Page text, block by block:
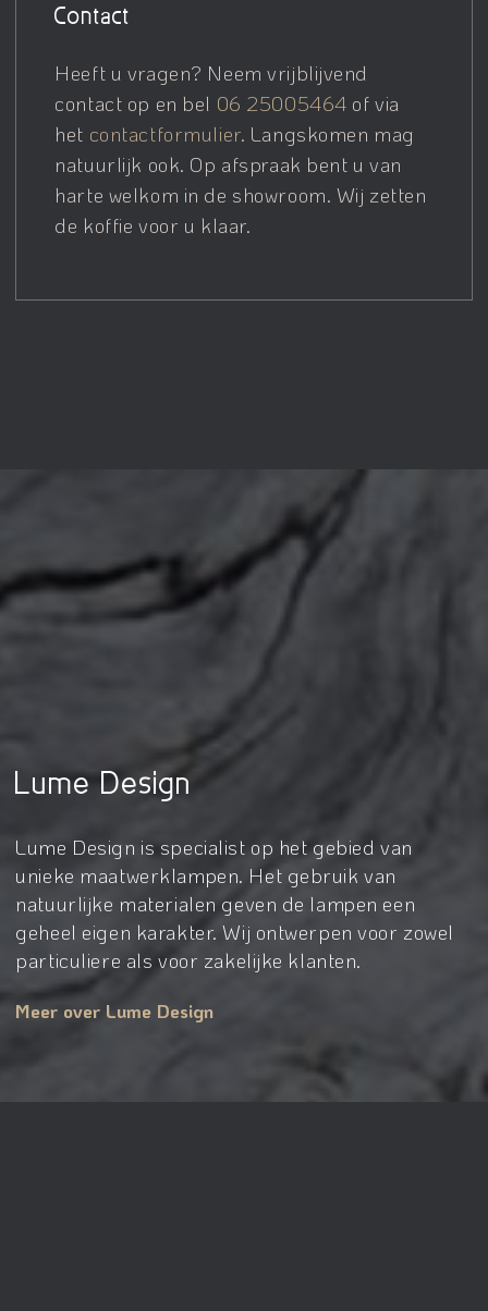
Contact
Heeft u vragen? Neem vrijblijvend
contact op en bel 06 25005464 of via
het contactformulier. Langskomen mag
natuurlijk ook. Op afspraak bent u van
harte welkom in de showroom. Wij zetten
de koffie voor u klaar.
Lume Design
Lume Design is specialist op het gebied van
unieke maatwerklampen. Het gebruik van
natuurlijke materialen geven de lampen een
geheel eigen karakter. Wij ontwerpen voor zowel
particuliere als voor zakelijke klanten.
Meer over Lume Design